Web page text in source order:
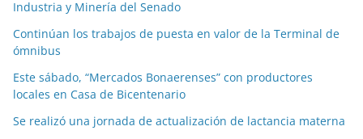
Industria y Minería del Senado
Continúan los trabajos de puesta en valor de la Terminal de
ómnibus
Este sábado, “Mercados Bonaerenses” con productores
locales en Casa de Bicentenario
Se realizó una jornada de actualización de lactancia materna